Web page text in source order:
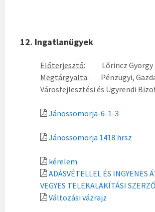
12. Ingatlanügyek
Előterjesztő: Lőrincz György
Megtárgyalta: Pénzügyi,
Városfejlesztési és Ügyrendi
Jánossomorja-6-1-3
Jánossomorja 1418 hrsz
kérelem
ADÁSVÉTELLEL ÉS INGYENES
VEGYES TELEKALAKÍTÁSI
Változási vázrajz